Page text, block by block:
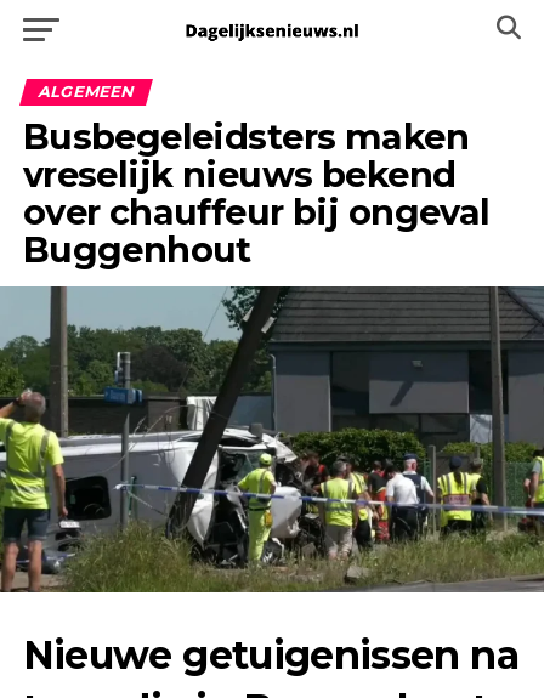
ALGEMEEN
Busbegeleidsters maken
vreselijk nieuws bekend
over chauffeur bij ongeval
Buggenhout
Nieuwe getuigenissen na